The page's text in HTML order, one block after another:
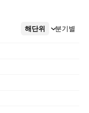
해단위 분기별
더보기